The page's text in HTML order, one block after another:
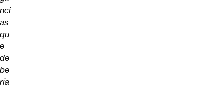
nci
as
qu
e
de
be
ría